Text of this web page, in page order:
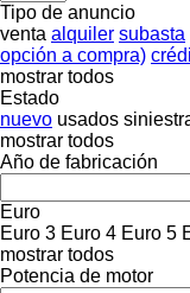
Tipo de anuncio
venta alquiler subasta
opción a compra)
mostrar todos
Estado
nuevo usados
mostrar todos
Año de fabricación
Euro
Euro 3 Euro 4 Euro 5
mostrar todos
Potencia de motor